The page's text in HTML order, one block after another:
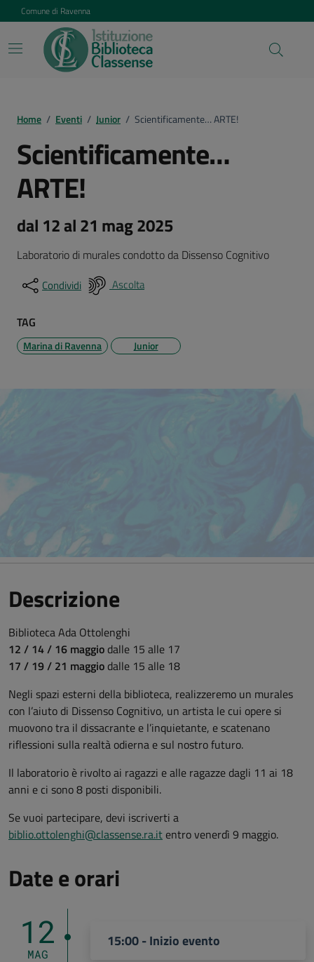
Vai ai contenuti
Vai al footer
Comune di Ravenna
Home / Eventi / Junior / Scientificamente… ARTE!
Scientificamente…
ARTE!
dal 12 al 21 mag 2025
Laboratorio di murales condotto da Dissenso Cognitivo
Condividi Ascolta
TAG
Marina di Ravenna Junior
Descrizione
Biblioteca Ada Ottolenghi
12 / 14 / 16 maggio dalle 15 alle 17
17 / 19 / 21 maggio dalle 15 alle 18
Negli spazi esterni della biblioteca, realizzeremo un murales
con l’aiuto di Dissenso Cognitivo, un artista le cui opere si
muovono tra il dissacrante e l’inquietante, e scatenano
riflessioni sulla realtà odierna e sul nostro futuro.
Il laboratorio è rivolto ai ragazzi e alle ragazze dagli 11 ai 18
anni e ci sono 8 posti disponibili.
Se vuoi partecipare, devi iscriverti a
biblio.ottolenghi@classense.ra.it entro venerdì 9 maggio.
Date e orari
12
MAG
15:00 - Inizio evento